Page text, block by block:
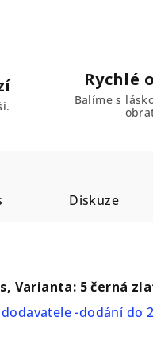
Rychlé
Balíme s
Diskuze
Varianta: 5 černá
-dodání do